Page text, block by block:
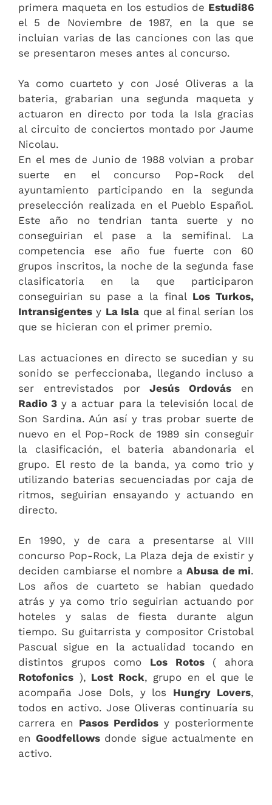
primera maqueta en los estudios de Estudi86
el 5 de Noviembre de 1987, en la que se
incluian varias de las canciones con las que
se presentaron meses antes al concurso.
Ya como cuarteto y con José Oliveras a la
bateria, grabarian una segunda maqueta y
actuaron en directo por toda la Isla gracias
al circuito de conciertos montado por Jaume
Nicolau.
En el mes de Junio de 1988 volvian a probar
suerte en el concurso Pop-Rock del
ayuntamiento participando en la segunda
preselección realizada en el Pueblo Español.
Este año no tendrian tanta suerte y no
conseguirian el pase a la semifinal. La
competencia ese año fue fuerte con 60
grupos inscritos, la noche de la segunda fase
clasificatoria en la que participaron
conseguirian su pase a la final Los Turkos,
Intransigentes y La Isla que al final serían los
que se hicieran con el primer premio.
Las actuaciones en directo se sucedian y su
sonido se perfeccionaba, llegando incluso a
ser entrevistados porJesús Ordovás en
Radio 3 y a actuar para la televisión local de
Son Sardina. Aún así y tras probar suerte de
nuevo en el Pop-Rock de 1989 sin conseguir
la clasificación, el bateria abandonaria el
grupo. El resto de la banda, ya como trio y
utilizando baterias secuenciadas por caja de
ritmos, seguirian ensayando y actuando en
directo.
En 1990, y de cara a presentarse al VIII
concurso Pop-Rock, La Plaza deja de existir y
deciden cambiarse el nombre aAbusa de mi.
Los años de cuarteto se habian quedado
atrás y ya como trio seguirian actuando por
hoteles y salas de fiesta durante algun
tiempo. Su guitarrista y compositor Cristobal
Pascual sigue en la actualidad tocando en
distintos grupos como Los Rotos( ahora
Rotofonics ), Lost Rock, grupo en el que le
acompaña Jose Dols, y los Hungry Lovers,
todos en activo. Jose Oliveras continuaría su
carrera en Pasos Perdidos y posteriormente
en Goodfellowsdonde sigue actualmente en
activo.